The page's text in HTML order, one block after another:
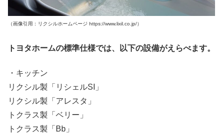
（画像引用：リクシルホームページ https://www.lixil.co.jp/）
トヨタホームの標準仕様では、以下の設備がえらべます。
・キッチン
リクシル製「リシェルSI」
リクシル製「アレスタ」
トクラス製「ベリー」
トクラス製「Bb」